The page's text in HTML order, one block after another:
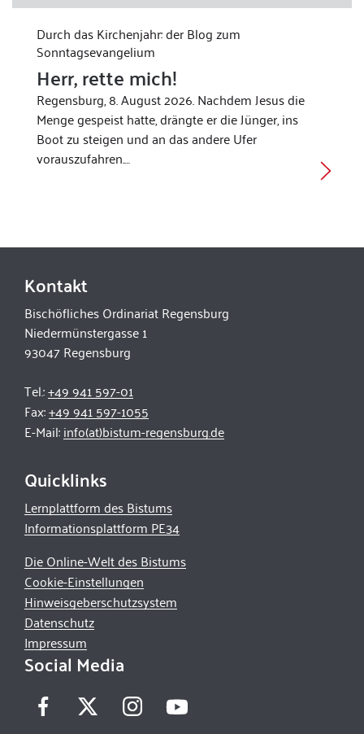
Durch das Kirchenjahr: der Blog zum
Sonntagsevangelium
Herr, rette mich!
Regensburg, 8. August 2026. Nachdem Jesus die
Menge gespeist hatte, drängte er die Jünger, ins
Boot zu steigen und an das andere Ufer
vorauszufahren.…
Kontakt
Bischöfliches Ordinariat Regensburg
Niedermünstergasse 1
93047 Regensburg
Tel.:+49 941 597-01
Fax:+49 941 597-1055
E-Mail:info(at)bistum-regensburg.de
Quicklinks
Lernplattform des Bistums
Informationsplattform PE34
Die Online-Welt des Bistums
Cookie-Einstellungen
Hinweisgeberschutzsystem
Datenschutz
Impressum
Social Media